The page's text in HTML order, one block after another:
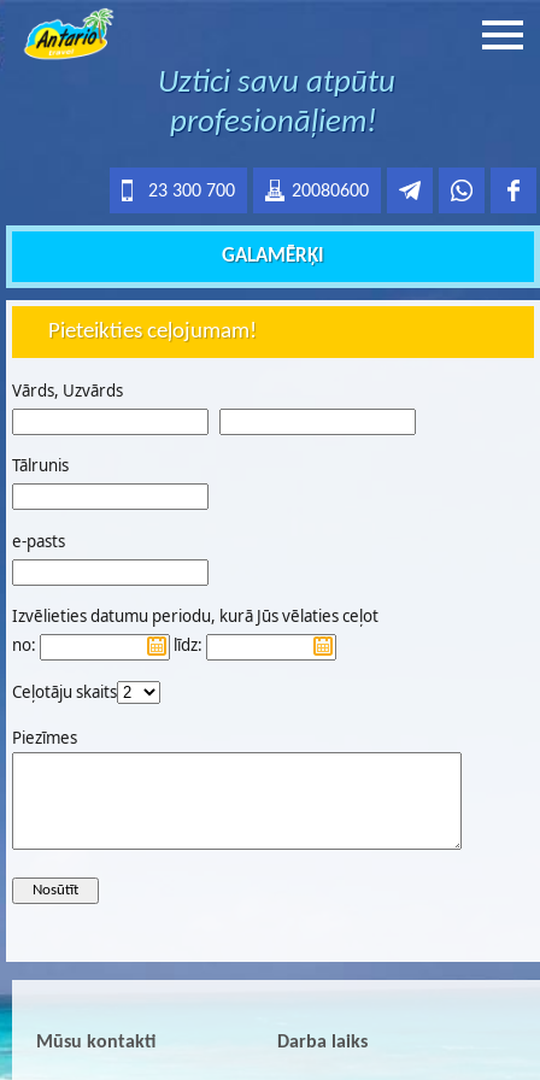
Uztici savu atpūtu
profesionāļiem!
20080600
23 300 700
GALAMĒRĶI
Pieteikties ceļojumam!
Vārds, Uzvārds
Tālrunis
e-pasts
Izvēlieties datumu periodu, kurā Jūs vēlaties ceļot
no:
līdz:
Ceļotāju skaits
Piezīmes
Mūsu kontakti Darba laiks